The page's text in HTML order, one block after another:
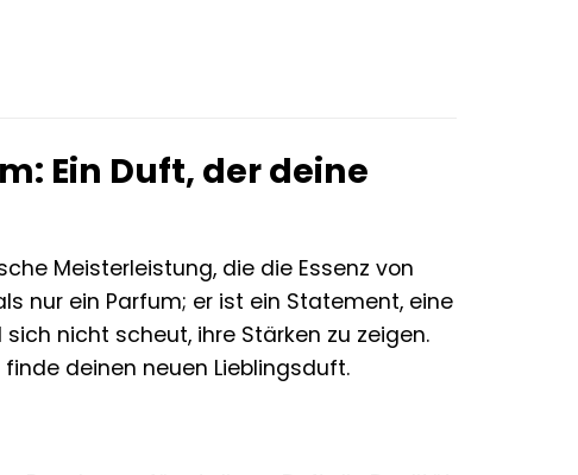
Ein Duft, der deine
Meisterleistung, die die Essenz von
nur ein Parfum; er ist ein Statement, eine
nicht scheut, ihre Stärken zu zeigen.
deinen neuen Lieblingsduft.